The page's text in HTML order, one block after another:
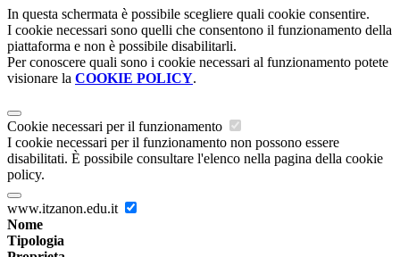
In questa schermata è possibile scegliere quali cookie consentire.
I cookie necessari sono quelli che consentono il funzionamento della
piattaforma e non è possibile disabilitarli.
Per conoscere quali sono i cookie necessari al funzionamento potete
visionare la COOKIE POLICY.
Cookie necessari per il funzionamento
I cookie necessari per il funzionamento non possono essere
disabilitati. È possibile consultare l'elenco nella pagina della cookie
policy.
www.itzanon.edu.it
Nome
Tipologia